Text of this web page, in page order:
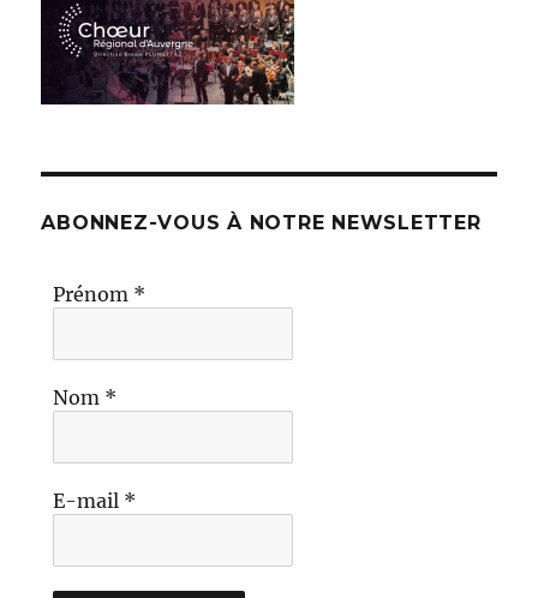
ABONNEZ-VOUS À NOTRE NEWSLETTER
Prénom *
Nom *
E-mail *